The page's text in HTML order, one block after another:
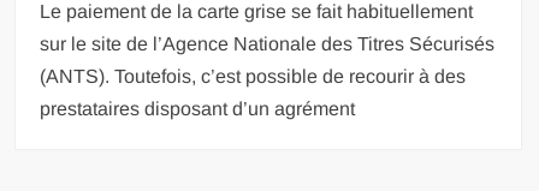
Le paiement de la carte grise se fait habituellement
sur le site de l’Agence Nationale des Titres Sécurisés
(ANTS). Toutefois, c’est possible de recourir à des
prestataires disposant d’un agrément